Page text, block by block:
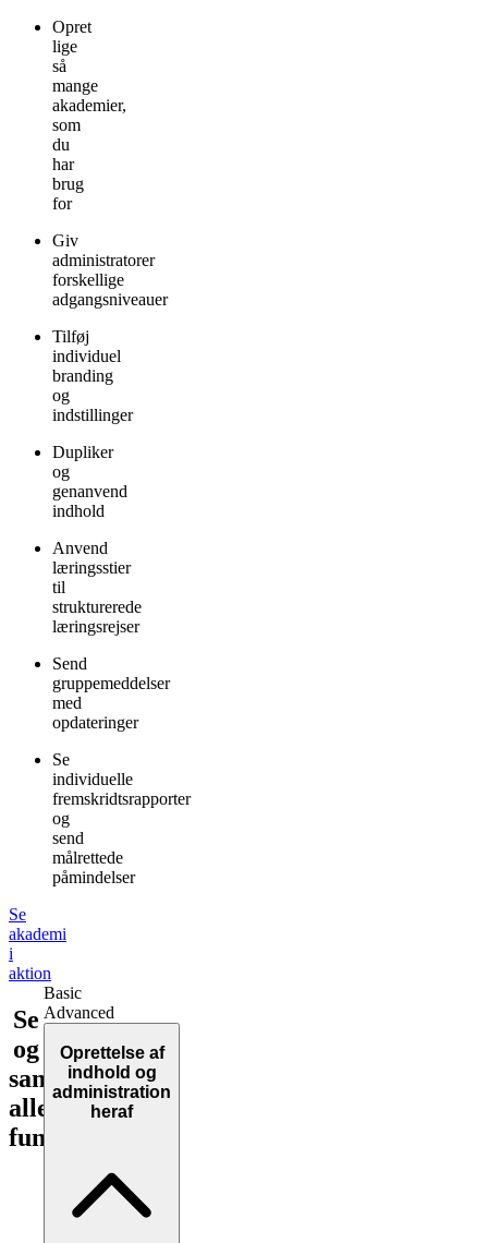
Opret
lige
så
mange
akademier,
som
du
har
brug
for
Giv
administratorer
forskellige
adgangsniveauer
Tilføj
individuel
branding
og
indstillinger
Dupliker
og
genanvend
indhold
Anvend
læringsstier
til
strukturerede
læringsrejser
Send
gruppemeddelser
med
opdateringer
Se
individuelle
fremskridtsrapporter
og
send
målrettede
påmindelser
Se
akademi
i
aktion
Se
og
sammenlign
alle
funktioner
Basic
Advanced
Oprettelse af
indhold og
administration
heraf